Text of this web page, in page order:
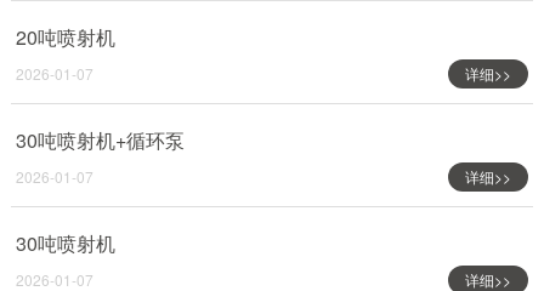
20吨喷射机
2026-01-07 详细>>
30吨喷射机+循环泵
2026-01-07 详细>>
30吨喷射机
2026-01-07 详细>>